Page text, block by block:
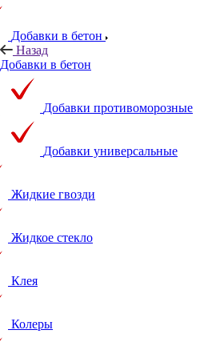
Добавки в бетон
Назад
Добавки в бетон
Добавки противоморозные
Добавки универсальные
Жидкие гвозди
Жидкое стекло
Клея
Колеры